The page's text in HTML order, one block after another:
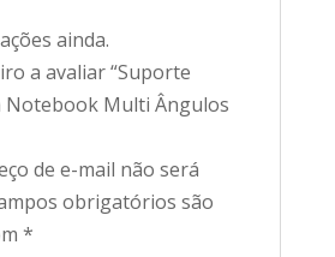
ainda.
a avaliar “Suporte
Notebook Multi Ângulos
de e-mail não será
obrigatórios são
*